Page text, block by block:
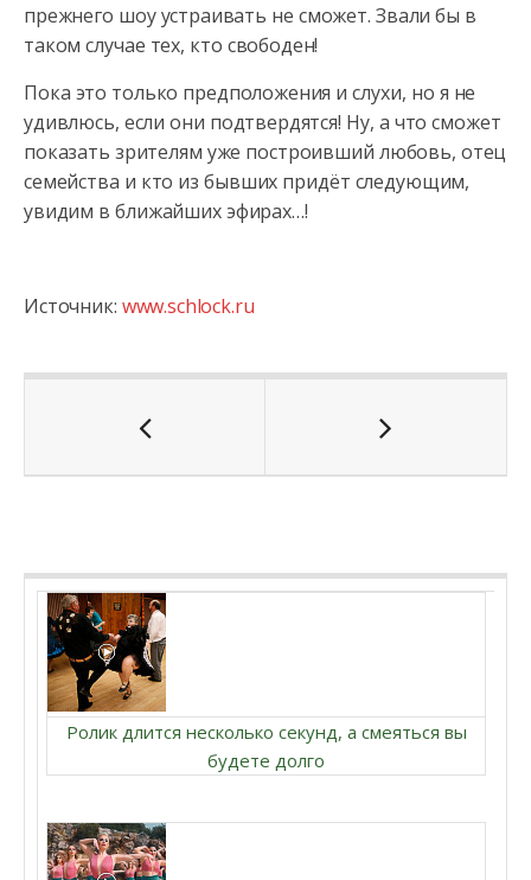
прежнего шоу устраивать не сможет. Звали бы в
таком случае тех, кто свободен!
Пока это только предположения и слухи, но я не
удивлюсь, если они подтвердятся! Ну, а что сможет
показать зрителям уже построивший любовь, отец
семейства и кто из бывших придёт следующим,
увидим в ближайших эфирах…!
Источник: www.schlock.ru
Ролик длится несколько секунд, а смеяться вы
будете долго